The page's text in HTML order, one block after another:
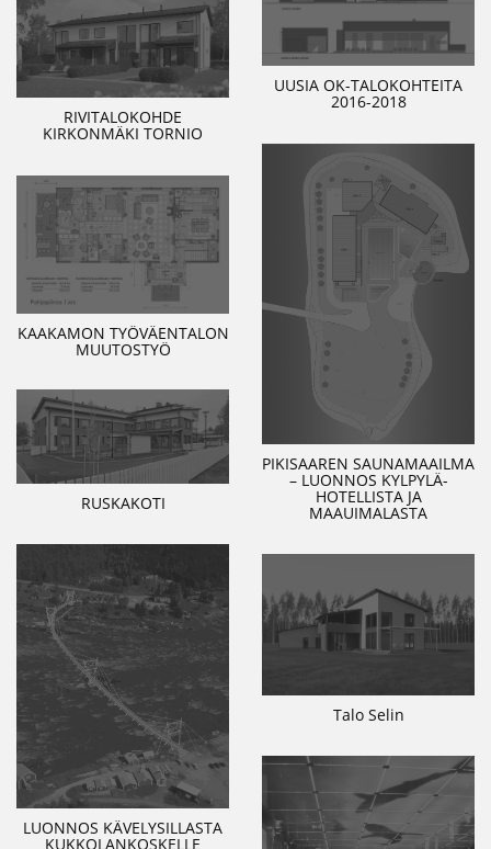
UUSIA OK-TALOKOHTEITA
2016-2018
RIVITALOKOHDE
KIRKONMÄKI TORNIO
PIKISAAREN SAUNAMAAILMA
– LUONNOS KYLPYLÄ-
HOTELLISTA JA
MAAUIMALASTA
KAAKAMON TYÖVÄENTALON
MUUTOSTYÖ
RUSKAKOTI
LUONNOS KÄVELYSILLASTA
KUKKOLANKOSKELLE
Talo Selin